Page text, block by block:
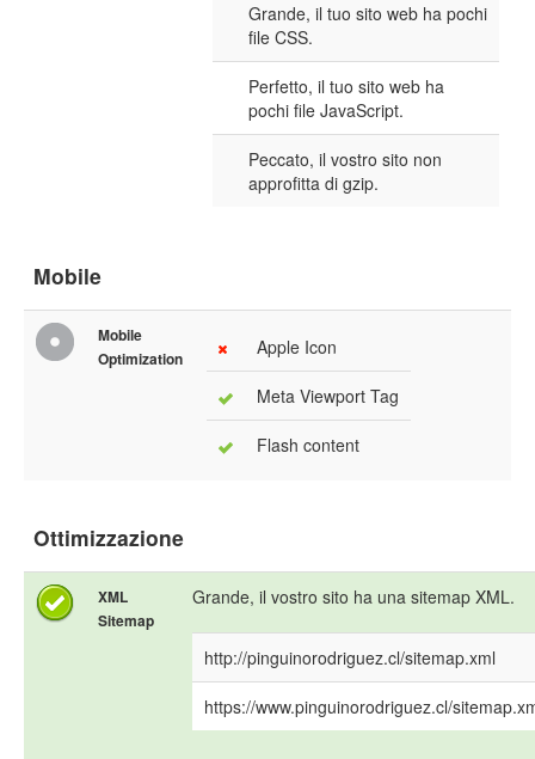
Grande, il tuo sito web ha pochi
file CSS.
Perfetto, il tuo sito web ha
pochi file JavaScript.
Peccato, il vostro sito non
approfitta di gzip.
Mobile
Mobile
Optimization
Apple Icon
Meta Viewport Tag
Flash content
Ottimizzazione
XML
Sitemap
Grande, il vostro sito ha una sitemap XML.
http://pinguinorodriguez.cl/sitemap.xml
https://www.pinguinorodriguez.cl/